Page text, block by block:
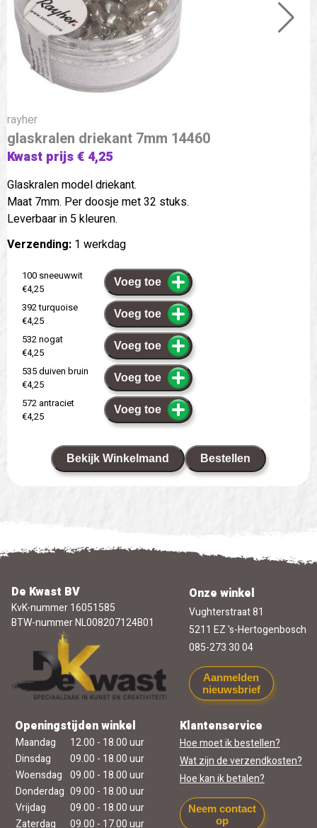
rayher
glaskralen driekant 7mm 14460
Kwast prijs € 4,25
Glaskralen model driekant.
Maat 7mm. Per doosje met 32 stuks.
Leverbaar in 5 kleuren.
Verzending: 1 werkdag
100 sneeuwwit
€4,25
Voeg toe
392 turquoise
€4,25
Voeg toe
532 nogat
€4,25
Voeg toe
535 duiven bruin
€4,25
Voeg toe
572 antraciet
€4,25
Voeg toe
Bekijk Winkelmand Bestellen
De Kwast BV
KvK-nummer 16051585
BTW-nummer NL008207124B01
Onze winkel
Vughterstraat 81
5211 EZ 's-Hertogenbosch
085-273 30 04
Aanmelden
nieuwsbrief
Openingstijden winkel
Maandag
12.00 - 18.00 uur
Dinsdag
09.00 - 18.00 uur
Woensdag 09.00 - 18.00 uur
Donderdag 09.00 - 18.00 uur
Vrijdag
09.00 - 18.00 uur
Zaterdag
09.00 - 17.00 uur
Klantenservice
Hoe moet ik bestellen?
Wat zijn de verzendkosten?
Hoe kan ik betalen?
Neem contact
op